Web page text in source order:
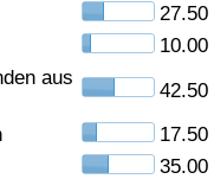
27.50
10.00
aus
42.50
17.50
35.00